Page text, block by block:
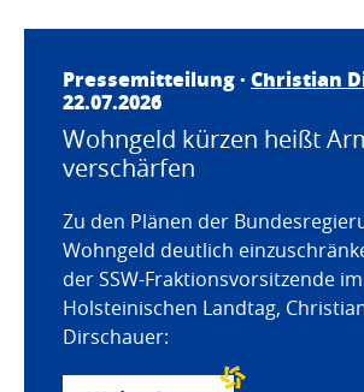
Pressemitteilung · Christian
22.07.2026
Wohngeld kürzen heißt
verschärfen
Zu den Plänen der
Wohngeld deutlich
der SSW-Fraktionsvorsitzende
Holsteinischen Landtag,
Dirschauer: